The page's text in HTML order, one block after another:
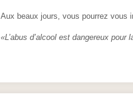
Aux beaux jours, vous pourrez vous
«L’abus d’alcool est dangereux